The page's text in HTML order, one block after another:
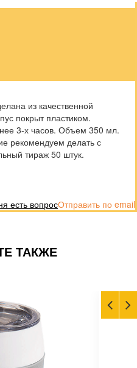
из качественной
покрыт пластиком.
3-х часов. Объем 350 мл.
рекомендуем делать с
тираж 50 штук.
Отправить по email
есть вопрос
ТАКЖЕ